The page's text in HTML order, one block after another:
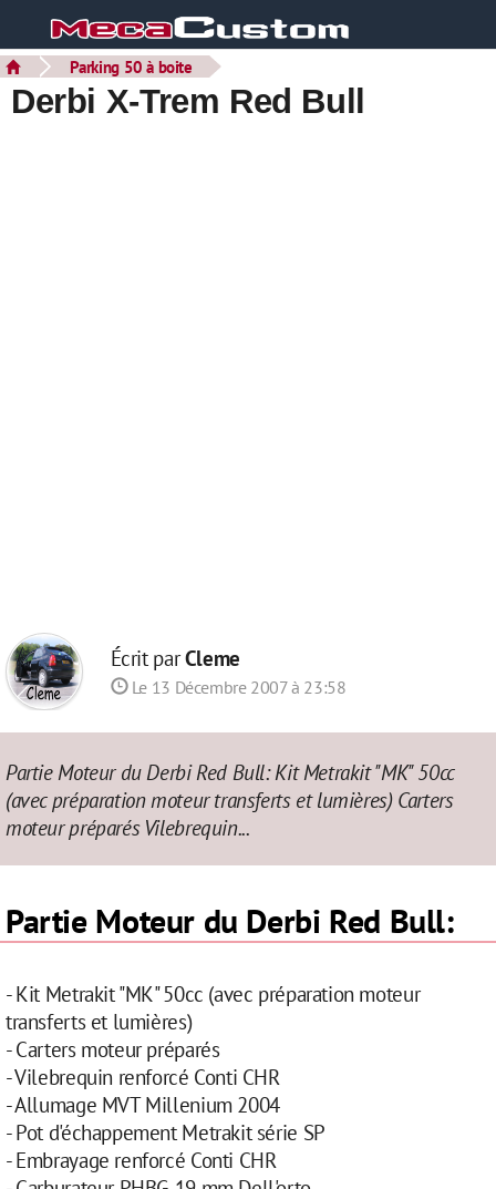
Parking 50 à boite
Derbi X-Trem Red Bull
Écrit parCleme
Le 13 Décembre 2007 à 23:58
Partie Moteur du Derbi Red Bull: Kit Metrakit "MK" 50cc
(avec préparation moteur transferts et lumières) Carters
moteur préparés Vilebrequin...
Partie Moteur du Derbi Red Bull:
- Kit Metrakit "MK" 50cc (avec préparation moteur
transferts et lumières)
- Carters moteur préparés
- Vilebrequin renforcé Conti CHR
- Allumage MVT Millenium 2004
- Pot d'échappement Metrakit série SP
- Embrayage renforcé Conti CHR